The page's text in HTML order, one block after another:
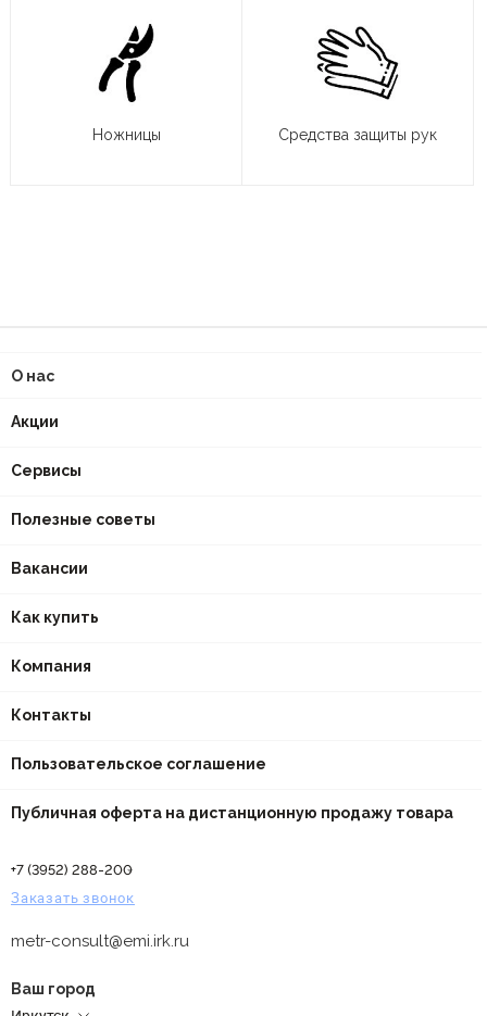
Ножницы Средства защиты рук
О нас
Акции
Сервисы
Полезные советы
Вакансии
Как купить
Компания
Контакты
Пользовательское соглашение
Публичная оферта на дистанционную продажу товара
+7 (3952) 288-200
Заказать звонок
metr-consult@emi.irk.ru
Ваш город